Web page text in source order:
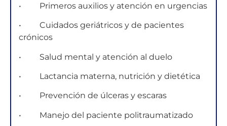
• Primeros auxilios y atención en urgencias
• Cuidados geriátricos y de pacientes
crónicos
• Salud mental y atención al duelo
• Lactancia materna, nutrición y dietética
• Prevención de úlceras y escaras
• Manejo del paciente politraumatizado